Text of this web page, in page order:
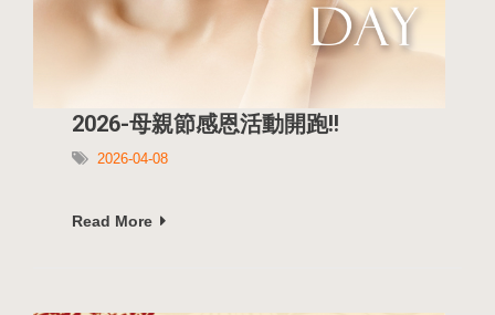
2026-母親節感恩活動開跑!!
2026-04-08
Read More